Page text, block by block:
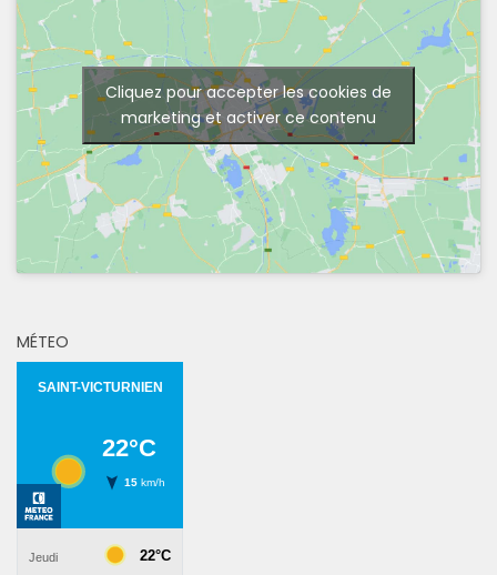
Cliquez pour accepter les cookies de
marketing et activer ce contenu
MÉTEO